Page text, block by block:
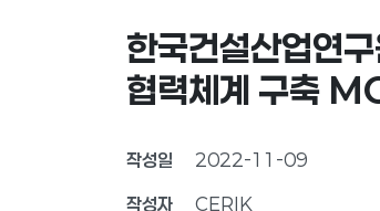
한국건설산업연
협력체계 구축
작성일 2022-11-09
작성자 CERIK